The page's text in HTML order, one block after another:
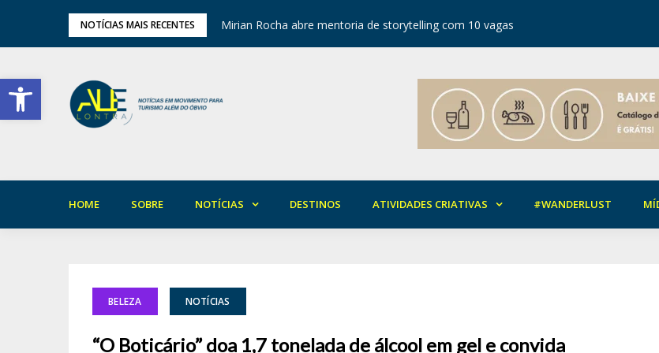
Barra de Ferramentas Aberta
NOTÍCIAS MAIS RECENTES
em Areia Mirian Rocha abre mentoria de storytelling com 10 vagas
HOME SOBRE NOTÍCIAS DESTINOS ATIVIDADES CRIATIVAS #WANDERLUST
BELEZA NOTÍCIAS
“O Boticário” doa 1,7 tonelada de álcool em gel e convida